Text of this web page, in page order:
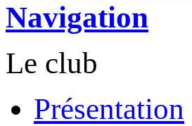
Navigation
Le club
Présentation